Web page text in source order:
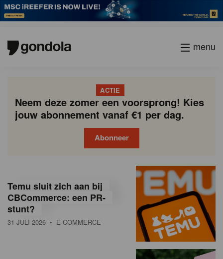
menu
ACTIE
Neem deze zomer een voorsprong! Kies
jouw abonnement vanaf €1 per dag.
Abonneer
o
n
d
Temu sluit zich aan bij
CBCommerce: een PR-
stunt?
31 JULI 2026 • E-COMMERCE